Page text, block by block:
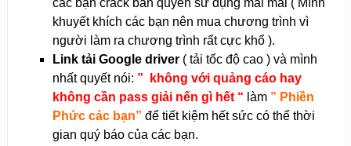
các bạn crack bản quyền sử dụng mãi mãi ( Mình
khuyết khích các bạn nên mua chương trình vì
người làm ra chương trình rất cực khổ ).
Link tải Google driver( tải tốc độ cao ) và mình
nhất quyết nói: ” không với quảng cáo hay
không cần pass giải nến gì hết “ làm ” Phiền
Phức các bạn” để tiết kiệm hết sức có thể thời
gian quý báo của các bạn.